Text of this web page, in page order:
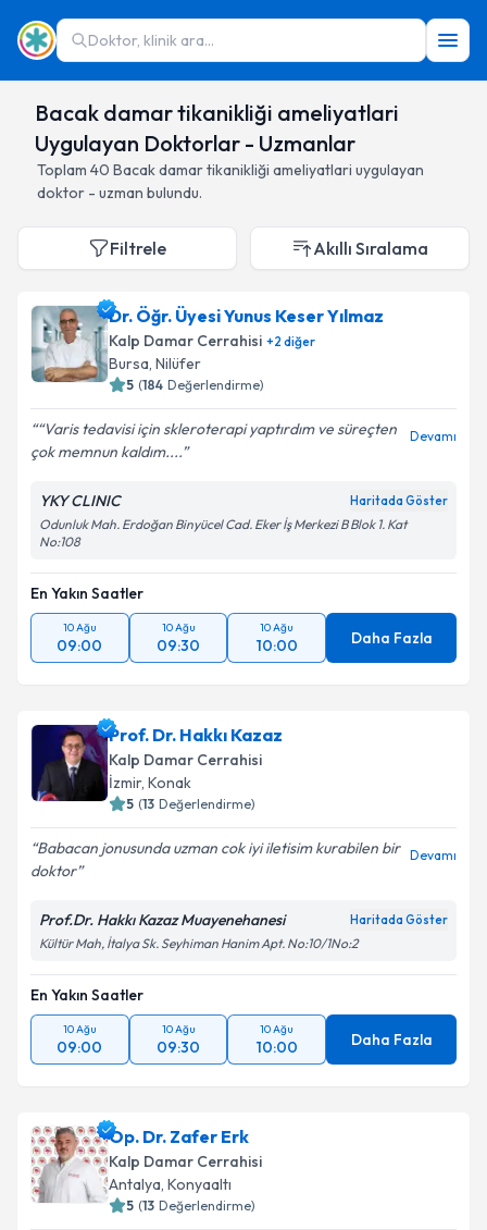
Doktor, klinik ara...
Bacak damar tikanikliği ameliyatlari
Uygulayan Doktorlar - Uzmanlar
Toplam 40 Bacak damar tikanikliği ameliyatlari uygulayan
doktor - uzman bulundu.
Filtrele Akıllı Sıralama
Dr. Öğr. Üyesi Yunus Keser Yılmaz
Kalp Damar Cerrahisi +2 diğer
Bursa, Nilüfer
5 (184 Değerlendirme)
“Varis tedavisi için skleroterapi yaptırdım ve süreçten
çok memnun kaldım....
Devamı
YKY CLINIC Haritada Göster
Odunluk Mah. Erdoğan Binyücel Cad. Eker İş Merkezi B Blok 1. Kat
No:108
En Yakın Saatler
10 Ağu
09:00
10 Ağu
09:30
10 Ağu
10:00 Daha Fazla
Prof. Dr. Hakkı Kazaz
Kalp Damar Cerrahisi
İzmir, Konak
5 (13 Değerlendirme)
Babacan jonusunda uzman cok iyi iletisim kurabilen bir
doktor
Devamı
Prof.Dr. Hakkı Kazaz Muayenehanesi Haritada Göster
Kültür Mah, İtalya Sk. Seyhiman Hanim Apt. No:10/1No:2
En Yakın Saatler
10 Ağu
09:00
10 Ağu
09:30
10 Ağu
10:00 Daha Fazla
Op. Dr. Zafer Erk
Kalp Damar Cerrahisi
Antalya, Konyaaltı
5 (13 Değerlendirme)